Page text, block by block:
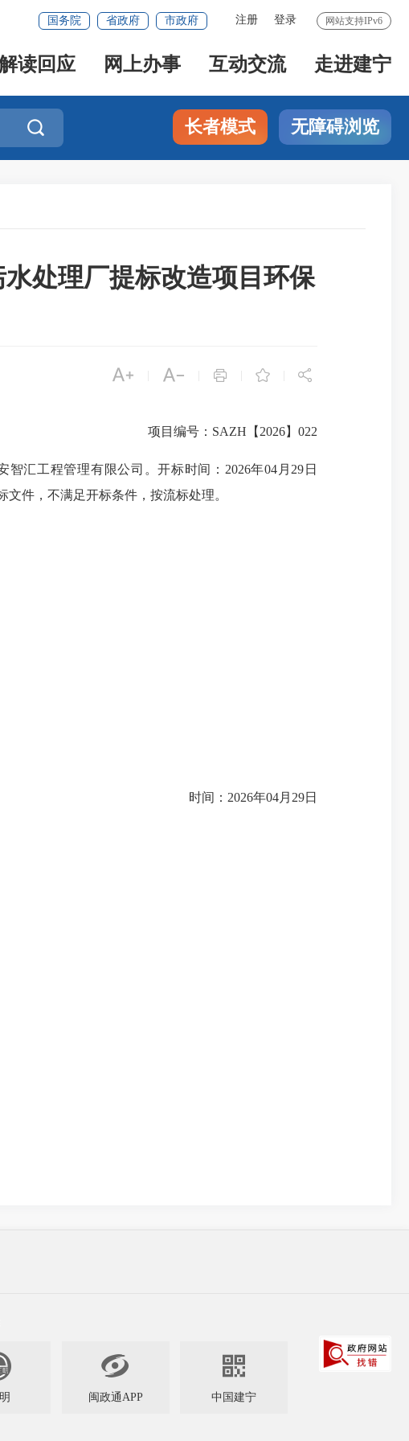
网站支持IPv6
注册 登录
国务院 省政府 市政府
读回应 网上办事 互动交流 走进建宁
 长者模式 无障碍浏览
处理厂提标改造项目环保
    
项目编号：SAZH【2026】022
汇工程管理有限公司。开标时间：2026年04月29日
文件，不满足开标条件，按流标处理。​​
时间：2026年04月29日

闽政通APP

中国建宁